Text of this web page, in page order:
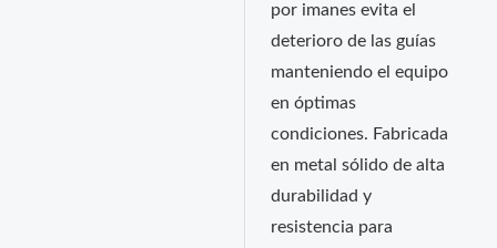
por imanes evita el
deterioro de las guías
manteniendo el equipo
en óptimas
condiciones. Fabricada
en metal sólido de alta
durabilidad y
resistencia para